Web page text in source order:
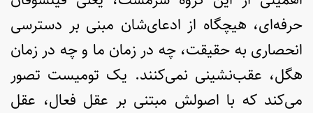
حرفه‌ای، هیچگاه از ادعای‌شان مبنی بر دسترسی
انحصاری به حقیقت، چه در زمان ما و چه در زمان
هگل، عقب‌نشینی نمی‌کنند. یک تومیست تصور
می‌کند که با اصولش مبتنی بر عقل فعال، عقل